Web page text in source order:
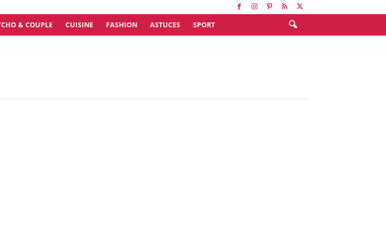
& COUPLE CUISINE FASHION ASTUCES SPORT